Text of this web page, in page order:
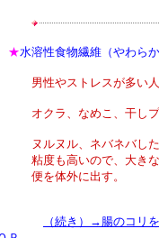
★水溶性食物繊維（やわら
性やストレスが多い人
クラ、なめこ、干しプル
ルヌル、ネバネバした食
度も高いので、大きな刺
を体外に出す。
（続き）→腸のコリ